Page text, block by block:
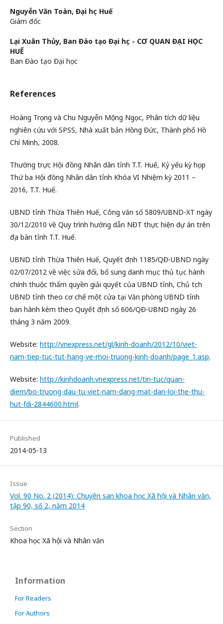
Nguyễn Văn Toàn, Đại học Huế
Giám đốc
Lại Xuân Thủy, Ban Đào tạo Đại học - CƠ QUAN ĐẠI HỌC
HUẾ
Ban Đào tạo Đại học
References
Hoàng Trọng và Chu Nguyễn Mộng Ngọc, Phân tích dữ liệu
nghiên cứu với SPSS, Nhà xuất bản Hồng Đức, Thành phố Hồ
Chí Minh, 2008.
Thường trực Hội đồng Nhân dân tỉnh T.T. Huế, Kỷ yếu kỳ họp
Thứ ba Hội đồng Nhân dân tỉnh Khóa VI Nhiệm kỳ 2011 –
2016, T.T. Huế.
UBND tỉnh Thừa Thiên Huế, Công văn số 5809/UBND-XT ngày
30/12/2010 về Quy trình hướng dẫn NĐT thực hiện dự án trên
địa bàn tỉnh T.T. Huế.
UBND tỉnh Thừa Thiên Huế, Quyết định 1185/QĐ-UBND ngày
02/07/2012 về việc sửa đổi, bổ sung danh mục thủ tục hành
chính thuộc thẩm quyền giải quyết của UBND tỉnh, Chủ tịch
UBND tỉnh theo cơ chế một cửa tại Văn phòng UBND tỉnh
ban hành kèm theo Quyết định số 606/QĐ-UBND ngày 26
tháng 3 năm 2009.
Website: http://vnexpress.net/gl/kinh-doanh/2012/10/viet-
nam-tiep-tuc-tut-hang-ve-moi-truong-kinh-doanh/page_1.asp.
Website: http://kinhdoanh.vnexpress.net/tin-tuc/quan-
diem/bo-truong-dau-tu-viet-nam-dang-mat-dan-loi-the-thu-
hut-fdi-2844600.html.
Published
2014-05-13
Issue
Vol. 90 No. 2 (2014): Chuyên san khoa học Xã hội và Nhân văn,
tập 90, số 2, năm 2014
Section
Khoa học Xã hội và Nhân văn
Information
For Readers
For Authors